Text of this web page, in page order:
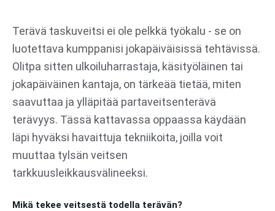
sisältöön
Terävä taskuveitsi ei ole pelkkä työkalu - se on
luotettava kumppanisi jokapäiväisissä tehtävissä.
Olitpa sitten ulkoiluharrastaja, käsityöläinen tai
jokapäiväinen kantaja, on tärkeää tietää, miten
saavuttaa ja ylläpitää partaveitsenterävä
terävyys. Tässä kattavassa oppaassa käydään
läpi hyväksi havaittuja tekniikoita, joilla voit
muuttaa tylsän veitsen
tarkkuusleikkausvälineeksi.
Mikä tekee veitsestä todella terävän?